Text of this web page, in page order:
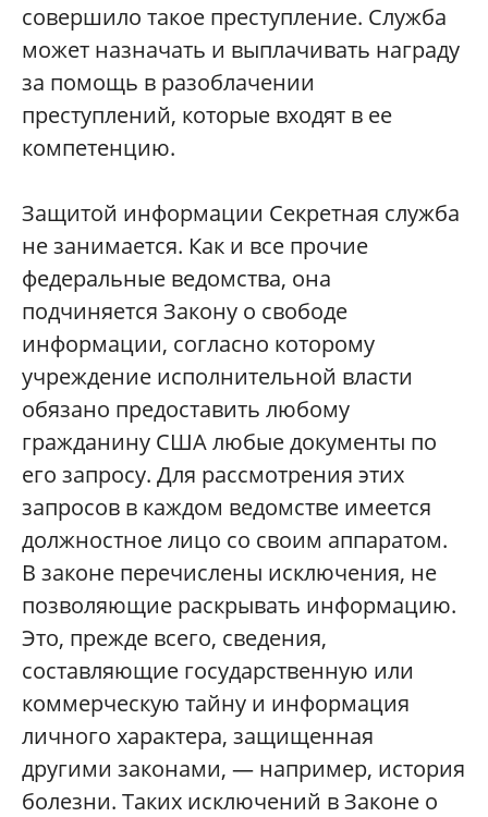
совершило такое преступление. Служба
может назначать и выплачивать награду
за помощь в разоблачении
преступлений, которые входят в ее
компетенцию.
Защитой информации Секретная служба
не занимается. Как и все прочие
федеральные ведомства, она
подчиняется Закону о свободе
информации, согласно которому
учреждение исполнительной власти
обязано предоставить любому
гражданину США любые документы по
его запросу. Для рассмотрения этих
запросов в каждом ведомстве имеется
должностное лицо со своим аппаратом.
В законе перечислены исключения, не
позволяющие раскрывать информацию.
Это, прежде всего, сведения,
составляющие государственную или
коммерческую тайну и информация
личного характера, защищенная
другими законами, — например, история
болезни. Таких исключений в Законе о